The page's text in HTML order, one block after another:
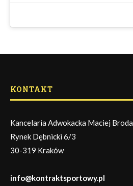
KONTAKT
Kancelaria Adwokacka Maciej Broda
Rynek Dębnicki 6/3
30-319 Kraków
info@kontraktsportowy.pl